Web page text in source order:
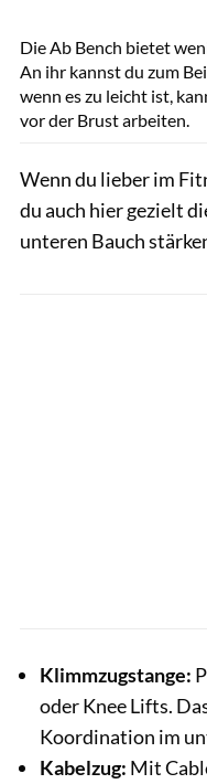
Die Ab Bench bietet
An ihr kannst du zum
wenn es zu leicht ist,
vor der Brust arbeiten.
Wenn du lieber im
du auch hier gezielt
unteren Bauch
Klimmzugstange:
oder Knee Lifts.
Koordination im
Kabelzug: Mit